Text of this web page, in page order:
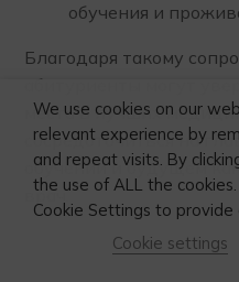
обучения и
Благодаря такому
абитуриенты могут
места в лучших
сосредоточиться на
обучении и будущем
врач.
We use cookies on our
relevant experience by
and repeat visits. By
the use of ALL the
Cookie Settings to
Cookie settings